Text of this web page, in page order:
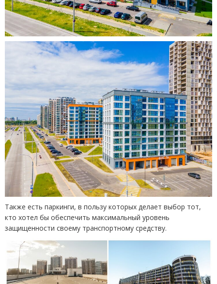
Также есть паркинги, в пользу которых делает выбор тот,
кто хотел бы обеспечить максимальный уровень
защищенности своему транспортному средству.